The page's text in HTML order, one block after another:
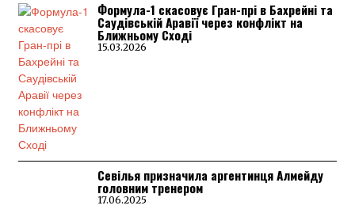
Формула-1 скасовує Гран-прі в Бахрейні та
Саудівській Аравії через конфлікт на
Ближньому Сході
15.03.2026
Севілья призначила аргентинця Алмейду
головним тренером
17.06.2025